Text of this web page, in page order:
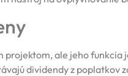
projektom, ale jeho
dividendy z